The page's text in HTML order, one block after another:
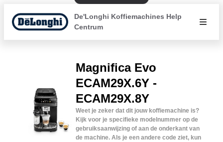
De'Longhi Koffiemachines Help
Centrum
Magnifica Evo
ECAM29X.6Y -
ECAM29X.8Y
Weet je zeker dat dit jouw koffiemachine is?
Kijk voor je specifieke modelnummer op de
gebruiksaanwijzing of aan de onderkant van
de machine. Als je een andere code ziet, kun